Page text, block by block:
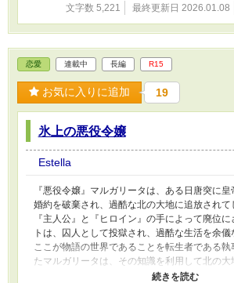
文字数 5,221 最終更新日 2026.01.08
恋愛 連載中 長編 R15
お気に入りに追加 19
氷上の悪役令嬢
Estella
『悪役令嬢』マルガリータは、ある日唐突に
婚約を破棄され、過酷な北の大地に追放されて
『主人公』と『ヒロイン』の手によって廃位
トは、囚人として投獄され、過酷な生活を余
ここが物語の世界であることを転生者である
たマルガリータは、その知識を利用して北の
き上げ、密やかに『北境の女王』とまで呼ばれ